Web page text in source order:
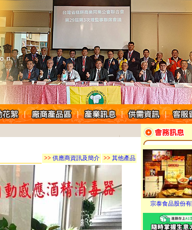
>>供應商資訊及簡介 >>其他產品
宗泰食品股份有